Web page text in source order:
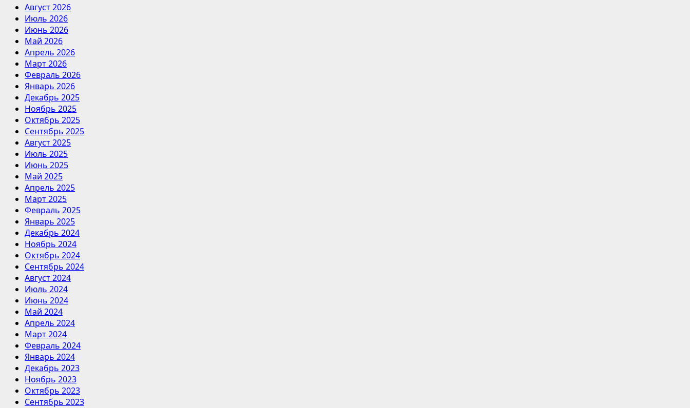
Август 2026
Июль 2026
Июнь 2026
Май 2026
Апрель 2026
Март 2026
Февраль 2026
Январь 2026
Декабрь 2025
Ноябрь 2025
Октябрь 2025
Сентябрь 2025
Август 2025
Июль 2025
Июнь 2025
Май 2025
Апрель 2025
Март 2025
Февраль 2025
Январь 2025
Декабрь 2024
Ноябрь 2024
Октябрь 2024
Сентябрь 2024
Август 2024
Июль 2024
Июнь 2024
Май 2024
Апрель 2024
Март 2024
Февраль 2024
Январь 2024
Декабрь 2023
Ноябрь 2023
Октябрь 2023
Сентябрь 2023